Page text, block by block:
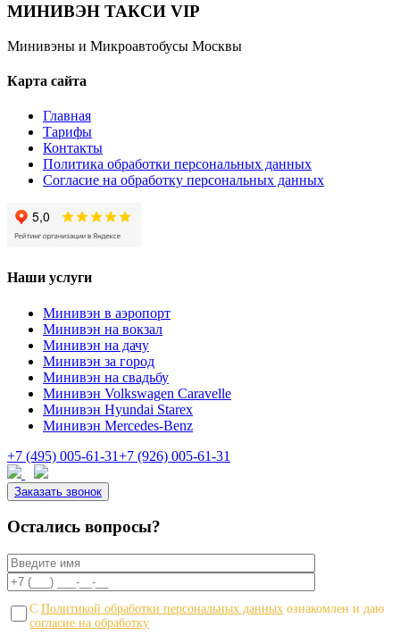
МИНИВЭН ТАКСИ VIP
Минивэны и Микроавтобусы Москвы
Карта сайта
Главная
Тарифы
Контакты
Политика обработки персональных данных
Согласие на обработку персональных данных
Наши услуги
Минивэн в аэропорт
Минивэн на вокзал
Минивэн на дачу
Минивэн за город
Минивэн на свадьбу
Минивэн Volkswagen Caravelle
Минивэн Hyundai Starex
Минивэн Mercedes-Benz
+7 (495) 005-61-31+7 (926) 005-61-31
Заказать звонок
Остались вопросы?
С Политикой обработки персональных данных ознакомлен и даю
согласие на обработку